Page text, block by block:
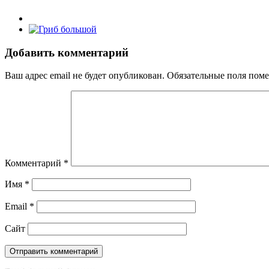
Добавить комментарий
Ваш адрес email не будет опубликован. Обязательные поля
Комментарий *
Имя *
Email *
Сайт